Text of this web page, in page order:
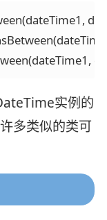
实例的
多类似的类可